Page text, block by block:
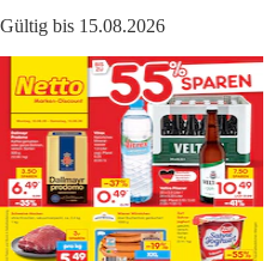
Gültig bis 15.08.2026